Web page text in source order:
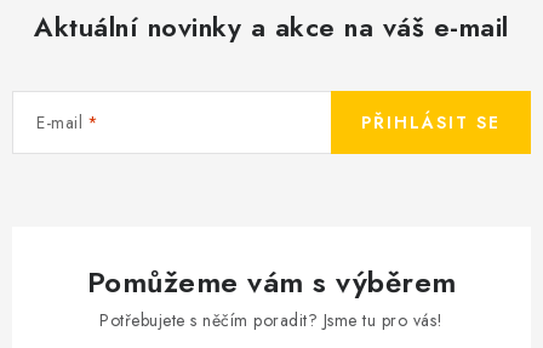
Aktuální novinky a akce na váš e-mail
E-mail PŘIHLÁSIT SE
Pomůžeme vám s výběrem
Potřebujete s něčím poradit? Jsme tu pro vás!